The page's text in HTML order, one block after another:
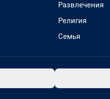
Развлечения
Религия
Семья